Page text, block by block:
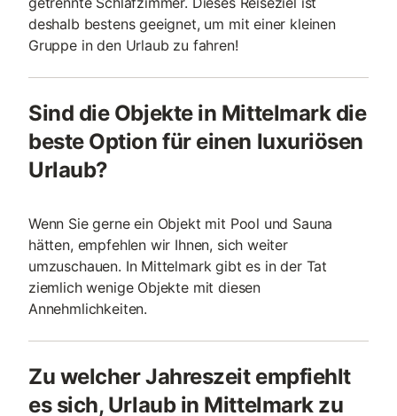
deshalb bestens geeignet, um mit einer kleinen
Gruppe in den Urlaub zu fahren!
Sind die Objekte in Mittelmark die
beste Option für einen luxuriösen
Urlaub?
Wenn Sie gerne ein Objekt mit Pool und Sauna
hätten, empfehlen wir Ihnen, sich weiter
umzuschauen. In Mittelmark gibt es in der Tat
ziemlich wenige Objekte mit diesen
Annehmlichkeiten.
Zu welcher Jahreszeit empfiehlt
es sich, Urlaub in Mittelmark zu